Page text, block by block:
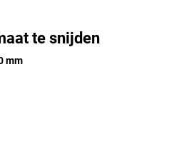
te snijden
mm